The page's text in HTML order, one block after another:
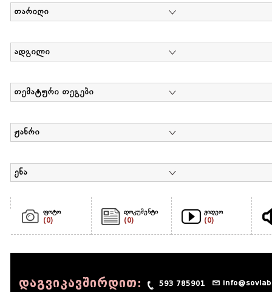
თარიღი
ადგილი
თემატური თეგები
ჟანრი
ენა
ფოტო
(0)
დოკუმენტი
(0)
ვიდეო
(0)
დაგვიკავშირდით: 593 785901